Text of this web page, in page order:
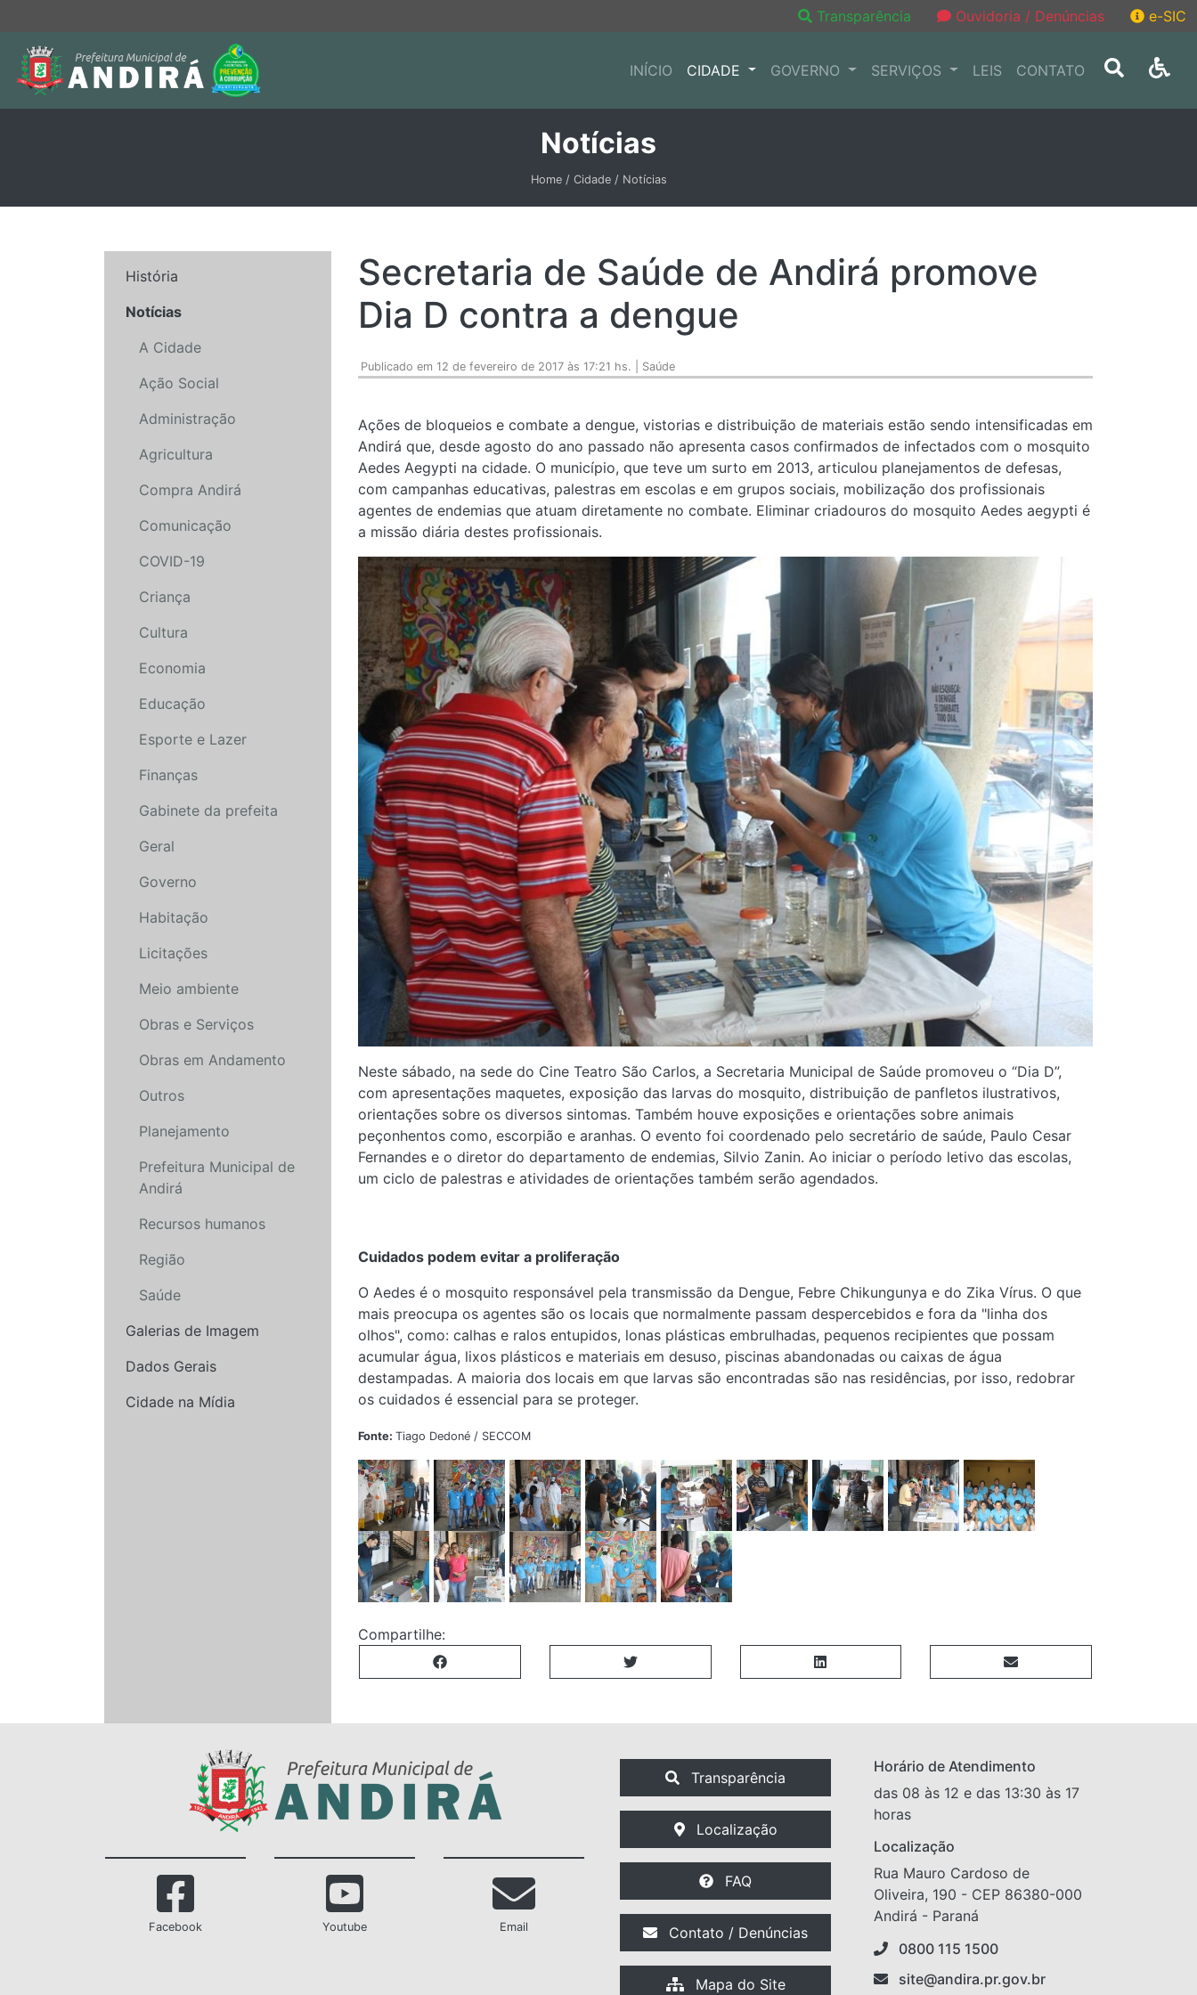
Transparência Ouvidoria / Denúncias e-SIC
INÍCIO CIDADE GOVERNO SERVIÇOS LEIS CONTATO
Notícias
Home / Cidade / Notícias
História
Notícias
A Cidade
Ação Social
Administração
Agricultura
Compra Andirá
Comunicação
COVID-19
Criança
Cultura
Economia
Educação
Esporte e Lazer
Finanças
Gabinete da prefeita
Geral
Governo
Habitação
Licitações
Meio ambiente
Obras e Serviços
Obras em Andamento
Outros
Planejamento
Prefeitura Municipal de
Andirá
Recursos humanos
Região
Saúde
Galerias de Imagem
Dados Gerais
Cidade na Mídia
Secretaria de Saúde de Andirá promove
Dia D contra a dengue
Publicado em 12 de fevereiro de 2017 às 17:21 hs. | Saúde
Ações de bloqueios e combate a dengue, vistorias e distribuição de materiais estão sendo intensificadas em
Andirá que, desde agosto do ano passado não apresenta casos confirmados de infectados com o mosquito
Aedes Aegypti na cidade. O município, que teve um surto em 2013, articulou planejamentos de defesas,
com campanhas educativas, palestras em escolas e em grupos sociais, mobilização dos profissionais
agentes de endemias que atuam diretamente no combate. Eliminar criadouros do mosquito Aedes aegypti é
a missão diária destes profissionais.
Neste sábado, na sede do Cine Teatro São Carlos, a Secretaria Municipal de Saúde promoveu o “Dia D”,
com apresentações maquetes, exposição das larvas do mosquito, distribuição de panfletos ilustrativos,
orientações sobre os diversos sintomas. Também houve exposições e orientações sobre animais
peçonhentos como, escorpião e aranhas. O evento foi coordenado pelo secretário de saúde, Paulo Cesar
Fernandes e o diretor do departamento de endemias, Silvio Zanin. Ao iniciar o período letivo das escolas,
um ciclo de palestras e atividades de orientações também serão agendados.
Cuidados podem evitar a proliferação
O Aedes é o mosquito responsável pela transmissão da Dengue, Febre Chikungunya e do Zika Vírus. O que
mais preocupa os agentes são os locais que normalmente passam despercebidos e fora da "linha dos
olhos", como: calhas e ralos entupidos, lonas plásticas embrulhadas, pequenos recipientes que possam
acumular água, lixos plásticos e materiais em desuso, piscinas abandonadas ou caixas de água
destampadas. A maioria dos locais em que larvas são encontradas são nas residências, por isso, redobrar
os cuidados é essencial para se proteger.
Fonte: Tiago Dedoné / SECCOM
Compartilhe:
Facebook Youtube Email
Transparência
Localização
FAQ
Contato / Denúncias
Mapa do Site
Horário de Atendimento
das 08 às 12 e das 13:30 às 17
horas
Localização
Rua Mauro Cardoso de
Oliveira, 190 - CEP 86380-000
Andirá - Paraná
0800 115 1500
site@andira.pr.gov.br